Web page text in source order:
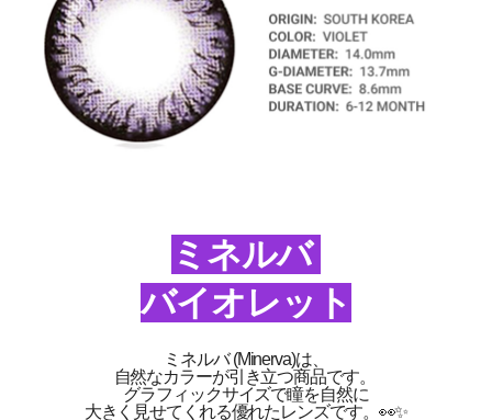
ミネルバ
バイオレット
ミネルバ (Minerva)は、
自然なカラーが引き立つ商品です。
グラフィックサイズで瞳を自然に
大きく見せてくれる優れたレンズです。👀✨